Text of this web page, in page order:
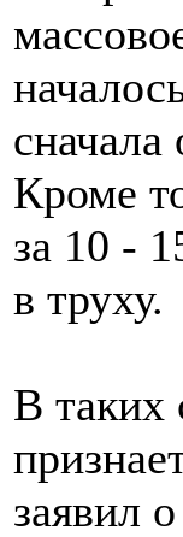
Кроме
за 10 -
в труху.
В таких
заявил